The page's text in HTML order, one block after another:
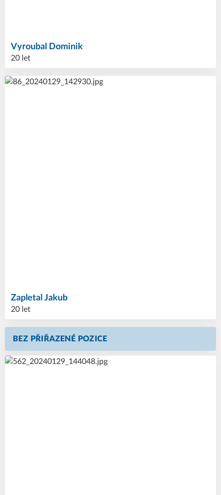
Dominik
Vyroubal
20 let
Jakub
Zapletal
20 let
BEZ PŘIŘAZENÉ POZICE